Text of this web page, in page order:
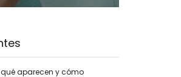
aparecen y cómo